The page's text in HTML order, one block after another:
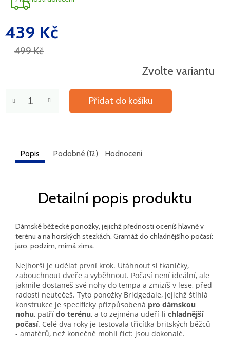
499 Kč
439 Kč
Měrná
cena:
Zvolte variantu
Přidat do košíku
Popis Podobné (12) Hodnocení
Detailní popis produktu
Dámské běžecké ponožky, jejichž přednosti oceníš hlavně v
terénu a na horských stezkách. Gramáž do chladnějšího počasí:
jaro, podzim, mírná zima.
Nejhorší je udělat první krok. Utáhnout si tkaničky,
zabouchnout dveře a vyběhnout. Počasí není ideální, ale
jakmile dostaneš své nohy do tempa a zmizíš v lese, před
radostí neutečeš. Tyto ponožky Bridgedale, jejichž štíhlá
konstrukce je specificky přizpůsobená pro dámskou
nohu, patří do terénu, a to zejména udeří-li chladnější
počasí. Celé dva roky je testovala třicítka britských běžců
- amatérů, než konečně mohli říct: jsou dokonalé.